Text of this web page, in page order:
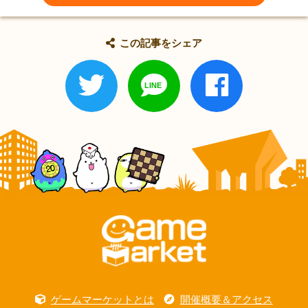
この記事をシェア
ゲームマーケットとは 開催概要＆アクセス